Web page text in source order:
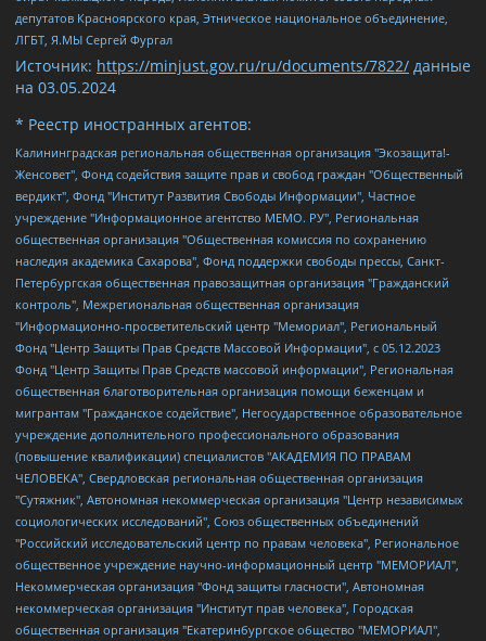
депутатов Красноярского края, Этническое национальное объединение,
ЛГБТ, Я.МЫ Сергей Фургал
Источник: https://minjust.gov.ru/ru/documents/7822/ данные
на 03.05.2024
* Реестр иностранных агентов:
Калининградская региональная общественная организация "Экозащита!-Женсовет", Фонд содействия защите прав и свобод граждан "Общественный вердикт", Фонд "Институт Развития Свободы Информации", Частное учреждение "Информационное агентство МЕМО. РУ", Региональная общественная организация "Общественная комиссия по сохранению наследия академика Сахарова", Фонд поддержки свободы прессы, Санкт-Петербургская общественная правозащитная организация "Гражданский контроль", Межрегиональная общественная организация "Информационно-просветительский центр "Мемориал", Региональный Фонд "Центр Защиты Прав Средств Массовой Информации", с 05.12.2023 Фонд "Центр Защиты Прав Средств массовой информации", Региональная общественная благотворительная организация помощи беженцам и мигрантам "Гражданское содействие", Негосударственное образовательное учреждение дополнительного профессионального образования (повышение квалификации) специалистов "АКАДЕМИЯ ПО ПРАВАМ ЧЕЛОВЕКА", Свердловская региональная общественная организация "Сутяжник", Автономная некоммерческая организация "Центр независимых социологических исследований", Союз общественных объединений "Российский исследовательский центр по правам человека", Региональное общественное учреждение научно-информационный центр "МЕМОРИАЛ", Некоммерческая организация "Фонд защиты гласности", Автономная некоммерческая организация "Институт прав человека", Городская общественная организация "Екатеринбургское общество "МЕМОРИАЛ", Городская общественная организация "Рязанское историко-просветительское и правозащитное общество "Мемориал" (Рязанский Мемориал), Челябинский региональный орган общественной самодеятельности – женское общественное объединение "Женщины Евразии", Челябинский региональный орган общественной самодеятельности "Уральская правозащитная группа", Фонд содействия защите здоровья и социальной справедливости имени Андрея Рылькова, Автономная Некоммерческая Организация "Аналитический Центр Юрия Левады", Автономная некоммерческая организация социальной поддержки населения "Проект Апрель", Региональная общественная организация помощи женщинам и детям, находящимся в кризисной ситуации "Информационно-методический центр "Анна", Фонд содействия развитию массовых коммуникаций и правовому просвещению "Так-так-Так", Фонд содействия устойчивому развитию "Серебряная тайга", Свердловский региональный общественный фонд социальных проектов "Новое время", "Idel.Реалии", Кавказ.Реалии, Крым.Реалии, Телеканал Настоящее Время, Татаро-башкирская служба Радио Свобода (Azatliq Radiosi), Радио Свободная Европа/Радио Свобода (PCE/PC), "Сибирь.Реалии", "Фактограф", Благотворительный фонд помощи осужденным и их семьям, Автономная некоммерческая организация "Институт глобализации и социальных движений", Фонд "В защиту прав заключенных", Частное учреждение "Центр поддержки и содействия развитию средств массовой информации", Пензенский региональный общественный благотворительный фонд "Гражданский союз", "Север.Реалии", Некоммерческая организация Фонд "Правовая инициатива", Общество с ограниченной ответственностью "Радио Свободная Европа/Радио Свобода", Чешское информационное агентство "MEDIUM-ORIENT", Красноярская региональная общественная организация "Мы против СПИДа", Камалягин Денис Николаевич, Маркелов Сергей Евгеньевич, Пономарев Лев Александрович, Савицкая Людмила Алексеевна, Автономная некоммерческая организация "Центр по работе с проблемой насилия "НАСИЛИЮ.НЕТ", Межрегиональный профессиональный союз работников здравоохранения "Альянс врачей", Юридическое лицо, зарегистрированное в Латвийской Республике, SIA "Medusa Project" (регистрационный номер 40103797863, дата регистрации 10.06.2014), Некоммерческая организация "Фонд по борьбе с коррупцией", Автономная некоммерческая организация "Институт права и публичной политики", Баданин Роман Сергеевич, Гликин Максим Александрович, Железнова Мария Михайловна, Лукьянова Юлия Сергеевна, Маетная Елизавета Витальевна, Маняхин Петр Борисович, Чуракова Ольга Владимировна, Ярош Юлия Петровна, Юридическое лицо "The Insider SIA", зарегистрированное в Риге, Латвийская Республика (дата регистрации 26.06.2015), являющееся администратором доменного имени интернет-издания "The Insider SIA", https://theins.ru, Постернак Алексей Евгеньевич, Рубин Михаил Аркадьевич, Анин Роман Александрович, Юридическое лицо Istories fonds, зарегистрированное в Латвийской Республике (регистрационный номер 50008295751, дата регистрации 24.02.2020), Великовский Дмитрий Александрович, Долинина Ирина Николаевна, Мароховская Алеся Алексеевна, Шлейнов Роман Юрьевич, Шмагун Олеся Валентиновна, Общество с ограниченной ответственностью "Альтаир 2021", Общество с ограниченной ответственностью "Вега 2021", Общество с ограниченной ответственностью "Главный редактор 2021", Общество с ограниченной ответственностью "Ромашки монолит", Важенков Артем Валерьевич, Ивановская областная общественная организация "Центр гендерных исследований", Гурман Юрий Альбертович, Медиапроект "ОВД-Инфо", Егоров Владимир Владимирович, Жилинский Владимир Александрович, Общество с ограниченной ответственностью "ЗП", Иванова София Юрьевна, Карезина Инна Павловна, Кильтау Екатерина Викторовна, Петров Алексей Викторович, Пискунов Сергей Евгеньевич, Смирнов Сергей Сергеевич, Тихонов Михаил Сергеевич, Общество с ограниченной ответственностью "ЖУРНАЛИСТ-ИНОСТРАННЫЙ АГЕНТ", Арапова Галина Юрьевна, Вольтская Татьяна Анатольевна, Американская компания "Mason G.E.S. Anonymous Foundation" (США), являющаяся владельцем интернет-издания https://mnews.world/, Компания "Stichting Bellingcat", зарегистрированная в Нидерландах (дата регистрации 11.07.2018), Захаров Андрей Вячеславович, Клепиковская Екатерина Дмитриевна, Общество с ограниченной ответственностью "МЕМО", Перл Роман Александрович, Симонов Евгений Алексеевич, Соловьева Елена Анатольевна, Сотников Даниил Владимирович, Сурначева Елизавета Дмитриевна, Автономная некоммерческая организация по защите прав человека и информированию населения "Якутия – Наше Мнение", Общество с ограниченной ответственностью "Москоу диджитал медиа", с 26.01.2023 Общество с ограниченной ответственностью "Чайка Белые сады", Ветошкина Валерия Валерьевна, Заговора Максим Александрович, Межрегиональное общественное движение "Российская ЛГБТ - сеть", Оленичев Максим Владимирович, Павлов Иван Юрьевич, Скворцова Елена Сергеевна, Общество с ограниченной ответственностью "Как бы инагент", Кочетков Игорь Викторович, Общество с ограниченной ответственностью "Честные выборы", Еланчик Олег Александрович, Общество с ограниченной ответственностью "Нобелевский призыв", Гималова Регина Эмилевна, Григорьев Андрей Валерьевич, Григорьева Алина Александровна, Ассоциация по содействию защите прав призывников, альтернативнослужащих и военнослужащих "Правозащитная группа "Гражданин.Армия.Право", Хисамова Регина Фаритовна, Автономная некоммерческая организация по реализации социально-правовых программ "Лилит", Дальневосточное общественное движение "Маяк", Санкт-Петербургская ЛГБТ-инициативная группа "Выход", Инициативная группа ЛГБТ+ "Реверс", Алексеев Андрей Викторович, Бекбулатова Таисия Львовна, Беляев Иван Михайлович, Владыкина Елена Сергеевна, Гельман Марат Александрович, Никульшина Вероника Юрьевна, Толоконникова Надежда Андреевна, Шендерович Виктор Анатольевич, Общество с ограниченной ответственностью "Данное сообщение", Общество с ограниченной ответственностью Издательский дом "Новая глава", Айнбиндер Александра Александровна, Московский комьюнити-центр для ЛГБТ+инициатив, Благотворительный фонд развития филантропии, Deutsche Welle (Германия, Kurt-Schumacher-Strasse 3, 53113 Bonn), Борзунова Мария Михайловна, Воробьев Виктор Викторович, Голубева Анна Львовна, Константинова Алла Михайловна, Малкова Ирина Владимировна, Мурадов Мурад Абдулгалимович, Осетинская Елизавета Николаевна, Понасенков Евгений Николаевич, Ганапольский Матвей Юрьевич, Киселев Евгений Алексеевич, Борухович Ирина Григорьевна, Дремин Иван Тимофеевич, Дубровский Дмитрий Викторович, Красноярская региональная общественная организация поддержки и развития альтернативных образовательных технологий и межкультурных коммуникаций "ИНТЕРРА", Маяковская Екатерина Алексеевна, Фейгин Марк Захарович, Филимонов Андрей Викторович, Дзугкоева Регина Николаевна, Доброхотов Роман Александрович, Дудь Юрий Александрович, Елкин Сергей Владимирович, Кругликов Кирилл Игоревич, Сабунаева Мария Леонидовна, Семенов Алексей Владимирович, Шаинян Карен Багратович, Шульман Екатерина Михайловна, Асафьев Артур Валерьевич, Вахштайн Виктор Семенович, Венедиктов Алексей Алексеевич, Лушникова Екатерина Евгеньевна, Волков Леонид Михайлович, Невзоров Александр Глебович, Пархоменко Сергей Борисович, Сироткин Ярослав Николаевич, Кара-Мурза Владимир Владимирович, Баранова Наталья Владимировна, Гозман Леонид Яковлевич, Кагарлицкий Борис Юльевич, Климарев Михаил Валерьевич, Милов Владимир Станиславович, Автономная некоммерческая организация Краснодарский центр современного искусства "Типография", Моргенштерн Алишер Тагирович, Соболь Любовь Эдуардовна, Общество с ограниченной ответственностью "ЛИЗА НОРМ", Каспаров Гарри Кимович, Ходорковский Михаил Борисович, Общество с ограниченной ответственностью "Апрельские тезисы", Данилович Ирина Брониславовна, Кашин Олег Владимирович, Петров Николай Владимирович, Пивоваров Алексей Владимирович, Соколов Михаил Владимирович, Цветкова Юлия Владимировна, Чичваркин Евгений Александрович, Комитет против пыток/Команда против пыток, Общество с ограниченной ответственностью "Первый научный", Общество с ограниченной ответственностью "Вертолет и ко", Белоцерковская Вероника Борисовна, Кац Максим Евгеньевич, Лазарева Татьяна Юрьевна, Шаведдинов Руслан Табризович, Яшин Илья Валерьевич, Общество с ограниченной ответственностью "Иноагент ААВ", Алешковский Дмитрий Петрович, Альбац Евгения Марковна, Быков Дмитрий Львович, Галямина Юлия Евгеньевна, Лойко Сергей Леонидович, Мартынов Кирилл Константинович, Медведев Сергей Александрович, Крашенинников Федор Геннадиевич, Гордеева Катерина Вл